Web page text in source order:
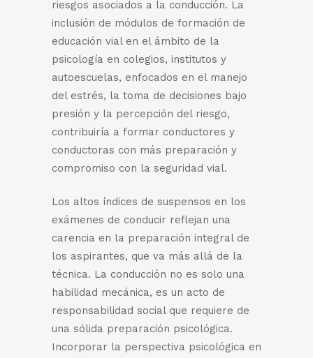
riesgos asociados a la conducción. La
inclusión de módulos de formación de
educación vial en el ámbito de la
psicología en colegios, institutos y
autoescuelas, enfocados en el manejo
del estrés, la toma de decisiones bajo
presión y la percepción del riesgo,
contribuiría a formar conductores y
conductoras con más preparación y
compromiso con la seguridad vial.
Los altos índices de suspensos en los
exámenes de conducir reflejan una
carencia en la preparación integral de
los aspirantes, que va más allá de la
técnica. La conducción no es solo una
habilidad mecánica, es un acto de
responsabilidad social que requiere de
una sólida preparación psicológica.
Incorporar la perspectiva psicológica en